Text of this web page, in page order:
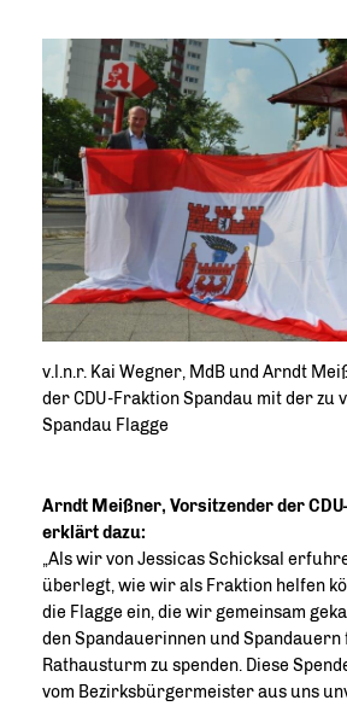
v.l.n.r. Kai Wegner, MdB und Arndt
der CDU-Fraktion Spandau mit der zu
Spandau Flagge
Arndt Meißner, Vorsitzender der
erklärt dazu:
Als wir von Jessicas Schicksal
überlegt, wie wir als Fraktion helfen
die Flagge ein, die wir gemeinsam
den Spandauerinnen und
Rathausturm zu spenden. Diese
vom Bezirksbürgermeister aus uns